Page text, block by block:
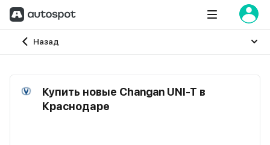
Назад
Главная
Купить новые Changan UNI-T в
Краснодаре